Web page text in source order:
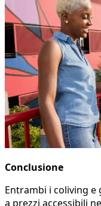
Conclusione
Entrambi i coliving
a prezzi accessibili